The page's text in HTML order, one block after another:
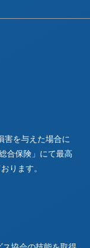
害を与えた場合に
合保険」にて最高
ります。